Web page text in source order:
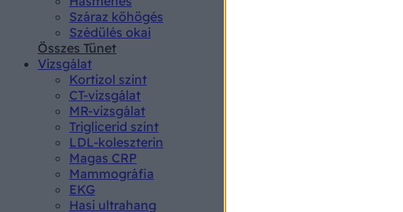
Száraz köhögés
Szédülés okai
Összes Tünet
Vizsgálat
Kortizol szint
CT-vizsgálat
MR-vizsgálat
Triglicerid szint
LDL-koleszterin
Magas CRP
Mammográfia
EKG
Hasi ultrahang